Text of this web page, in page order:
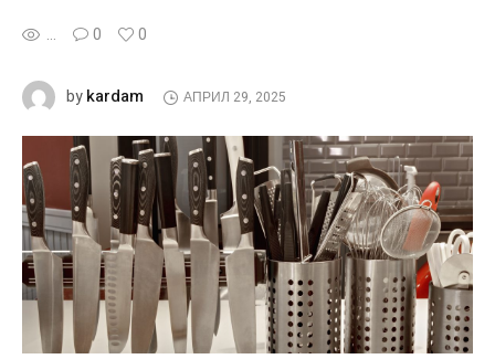
... 0 0
bykardam АПРИЛ 29, 2025